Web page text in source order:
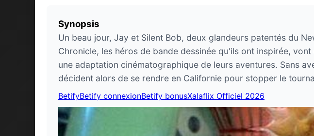
Synopsis
Un beau jour, Jay et Silent Bob, deux glandeurs patentés du
Chronicle, les héros de bande dessinée qu'ils ont inspirée,
une adaptation cinématographique de leurs aventures. Sans
décident alors de se rendre en Californie pour stopper le
BetifyBetify connexionBetify bonusXalaflix Officiel 2026